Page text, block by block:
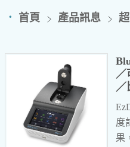
首頁 產品訊息
／
／
度
果